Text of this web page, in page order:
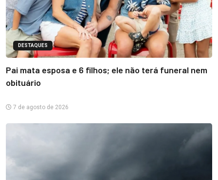
DESTAQUES
Pai mata esposa e 6 filhos; ele não terá funeral nem
obituário
7 de agosto de 2026